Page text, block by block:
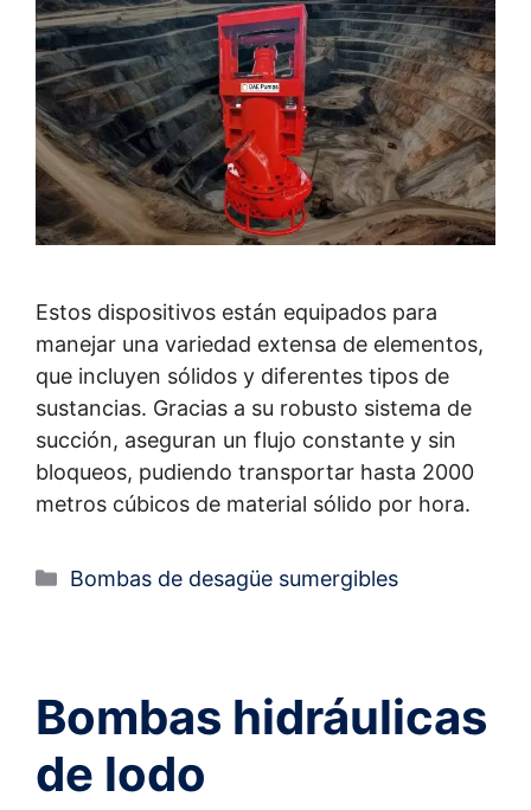
Estos dispositivos están equipados para
manejar una variedad extensa de elementos,
que incluyen sólidos y diferentes tipos de
sustancias. Gracias a su robusto sistema de
succión, aseguran un flujo constante y sin
bloqueos, pudiendo transportar hasta 2000
metros cúbicos de material sólido por hora.
Bombas de desagüe sumergibles
Bombas hidráulicas
de lodo